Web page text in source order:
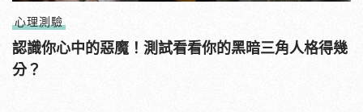
心理測驗
認識你心中的惡魔！測試看看你的黑暗三角人格得幾
分？